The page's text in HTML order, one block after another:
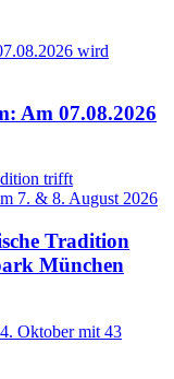
Am 07.08.2026
Tradition
München